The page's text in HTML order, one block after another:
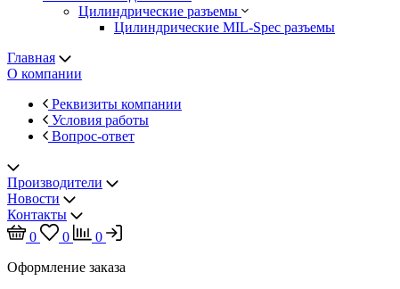
Цилиндрические разъемы
Цилиндрические MIL-Spec разъемы
Главная
О компании
Реквизиты компании
Условия работы
Вопрос-ответ
Производители
Новости
Контакты
0
0
0
Оформление заказа